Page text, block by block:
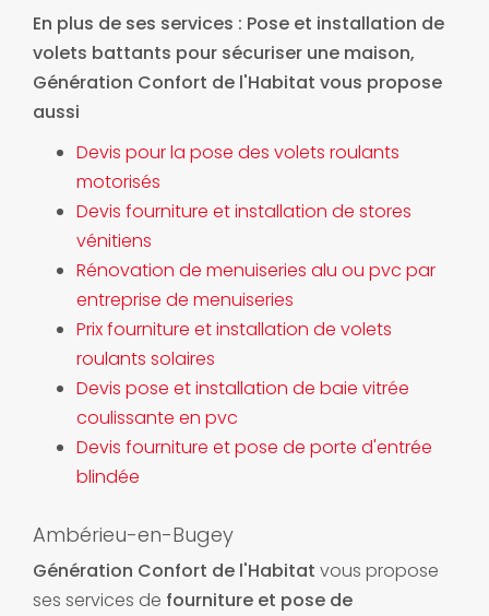
En plus de ses services : Pose et installation de
volets battants pour sécuriser une maison,
Génération Confort de l'Habitat vous propose
aussi
Devis pour la pose des volets roulants
motorisés
Devis fourniture et installation de stores
vénitiens
Rénovation de menuiseries alu ou pvc par
entreprise de menuiseries
Prix fourniture et installation de volets
roulants solaires
Devis pose et installation de baie vitrée
coulissante en pvc
Devis fourniture et pose de porte d'entrée
blindée
Ambérieu-en-Bugey
Génération Confort de l'Habitat vous propose
ses services de fourniture et pose de